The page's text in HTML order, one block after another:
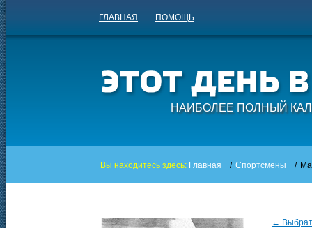
ГЛАВНАЯ ПОМОЩЬ
НАИБОЛЕЕ ПОЛНЫЙ
Вы находитесь здесь: Главная / Спортсмены /
←